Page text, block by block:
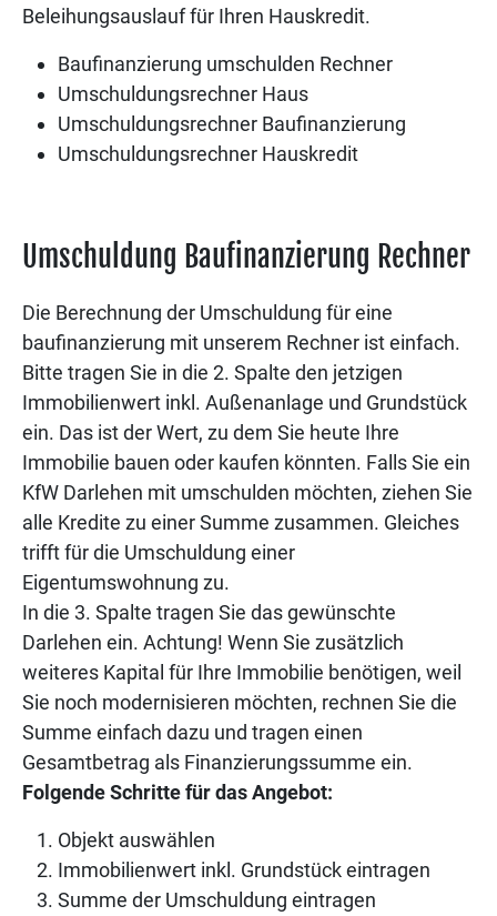
Beleihungsauslauf für Ihren Hauskredit.
Baufinanzierung umschulden Rechner
Umschuldungsrechner Haus
Umschuldungsrechner Baufinanzierung
Umschuldungsrechner Hauskredit
Umschuldung Baufinanzierung Rechner
Die Berechnung der Umschuldung für eine
baufinanzierung mit unserem Rechner ist einfach.
Bitte tragen Sie in die 2. Spalte den jetzigen
Immobilienwert inkl. Außenanlage und Grundstück
ein. Das ist der Wert, zu dem Sie heute Ihre
Immobilie bauen oder kaufen könnten. Falls Sie ein
KfW Darlehen mit umschulden möchten, ziehen Sie
alle Kredite zu einer Summe zusammen. Gleiches
trifft für die Umschuldung einer
Eigentumswohnung zu.
In die 3. Spalte tragen Sie das gewünschte
Darlehen ein. Achtung! Wenn Sie zusätzlich
weiteres Kapital für Ihre Immobilie benötigen, weil
Sie noch modernisieren möchten, rechnen Sie die
Summe einfach dazu und tragen einen
Gesamtbetrag als Finanzierungssumme ein.
Folgende Schritte für das Angebot:
Objekt auswählen
Immobilienwert inkl. Grundstück eintragen
Summe der Umschuldung eintragen